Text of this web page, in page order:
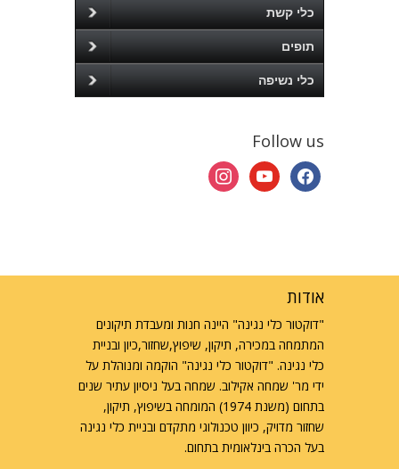
כלי קשת
תופים
כלי נשיפה
Follow us
facebook
youtube
instagram
אודות
"דוקטור כלי נגינה" היינה חנות ומעבדת תיקונים
המתמחה במכירה, תיקון, שיפוץ,שחזור,כיון ובניית
כלי נגינה. "דוקטור כלי נגינה" הוקמה ומנוהלת על
ידי מר' שמחה אקילוב. שמחה בעל ניסיון עתיר שנים
בתחום (משנת 1974) המומחה בשיפוץ, תיקון,
שחזור מדויק, כיוון טכנולוגי מתקדם ובניית כלי נגינה
בעל הכרה בינלאומית בתחום.